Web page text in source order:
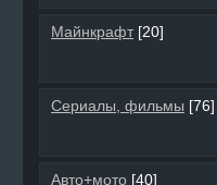
Майнкрафт [20]
Сериалы, фильмы [76]
Авто+мото [40]